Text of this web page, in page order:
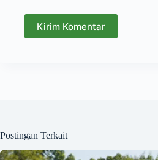
Kirim Komentar
Postingan Terkait